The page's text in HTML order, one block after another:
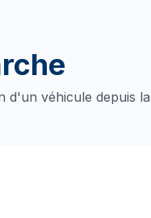
d'un véhicule depuis